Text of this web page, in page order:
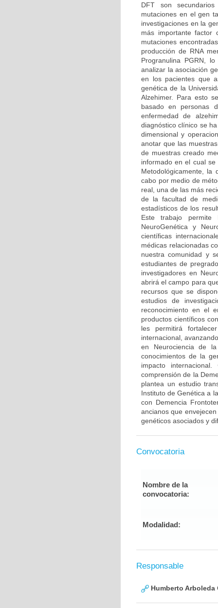
DFT son
mutaciones en el gen
investigaciones en la
más importante factor
mutaciones
producción de RNA
Progranulina PGRN,
analizar la asociación
en los pacientes que
genética de la
Alzehimer. Para esto
basado en personas
enfermedad de
diagnóstico clínico se
dimensional y
anotar que las
de muestras creado
informado en el cual
Metodológicamente, la
cabo por medio de
real, una de las más
de la facultad de
estadísticos de los
Este trabajo permite
NeuroGenética y
científicas
médicas relacionadas
nuestra comunidad y
estudiantes de
investigadores en
abrirá el campo para
recursos que se
estudios de
reconocimiento en el
productos científicos
les permitirá
internacional,
en Neurociencia de
conocimientos de la
impacto
comprensión de la
plantea un estudio
Instituto de Genética a
con Demencia
ancianos que
genéticos asociados y
Convocatoria
Nombre de la
convocatoria:
Modalidad:
Responsable
Humberto Arboleda